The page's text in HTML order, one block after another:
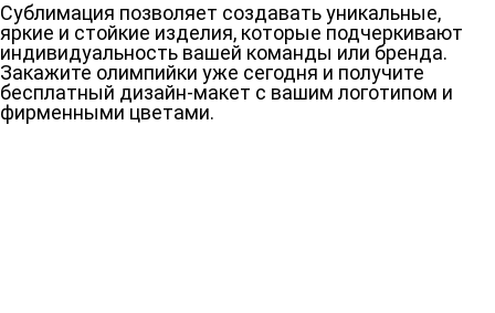
Сублимация позволяет создавать уникальные,
яркие и стойкие изделия, которые подчеркивают
индивидуальность вашей команды или бренда.
Закажите олимпийки уже сегодня и получите
бесплатный дизайн-макет с вашим логотипом и
фирменными цветами.